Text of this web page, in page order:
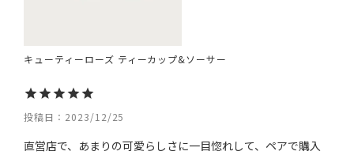
キューティーローズ ティーカップ&ソーサー
投稿日 2023/12/25
直営店で、あまりの可愛らしさに一目惚れして、ペアで購入